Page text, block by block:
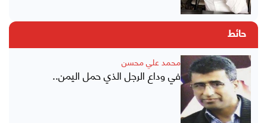
حائط
محمد علي محسن
في وداع الرجل الذي حمل اليمن..